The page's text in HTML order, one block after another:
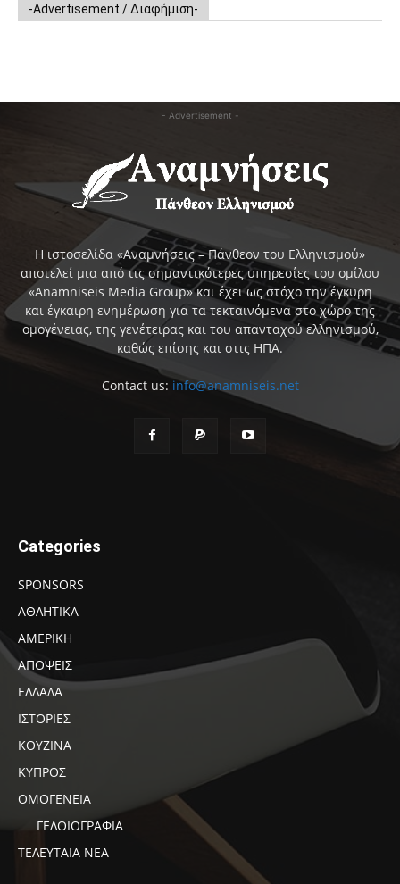
-Advertisement / Διαφήμιση-
- Advertisement -
Η ιστοσελίδα «Αναμνήσεις – Πάνθεον του Ελληνισμού»
αποτελεί μια από τις σημαντικότερες υπηρεσίες του ομίλου
«Anamniseis Media Group» και έχει ως στόχο την έγκυρη
και έγκαιρη ενημέρωση για τα τεκταινόμενα στο χώρο της
ομογένειας, της γενέτειρας και του απανταχού ελληνισμού,
καθώς επίσης και στις ΗΠΑ.
Contact us: info@anamniseis.net
Categories
SPONSORS
ΑΘΛΗΤΙΚΑ
ΑΜΕΡΙΚΗ
ΑΠΟΨΕΙΣ
ΕΛΛΑΔΑ
ΙΣΤΟΡΙΕΣ
ΚΟΥΖΙΝΑ
ΚΥΠΡΟΣ
ΟΜΟΓΕΝΕΙΑ
ΓΕΛΟΙΟΓΡΑΦΙΑ
ΤΕΛΕΥΤΑΙΑ ΝΕΑ